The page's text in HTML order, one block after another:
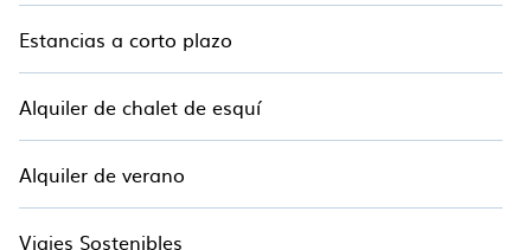
Estancias a corto plazo
Alquiler de chalet de esquí
Alquiler de verano
Viajes Sostenibles